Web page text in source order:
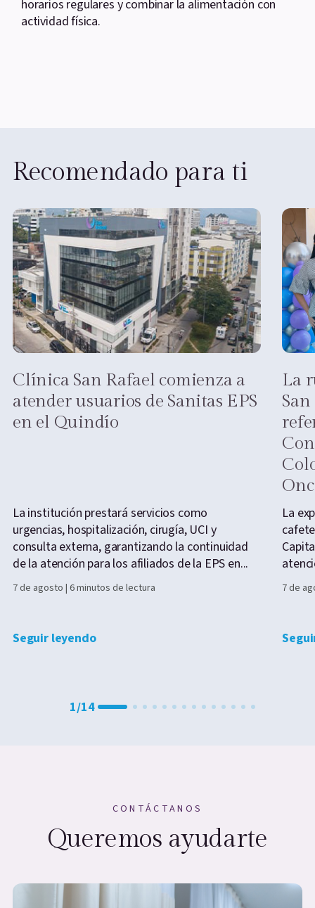
horarios regulares y combinar la alimentación con
actividad física.
Recomendado para ti
Clínica San Rafael comienza a
atender usuarios de Sanitas EPS
en el Quindío
La institución prestará servicios como
urgencias, hospitalización, cirugía, UCI y
consulta externa, garantizando la continuidad
de la atención para los afiliados de la EPS en...
7 de agosto | 6 minutos de lectura
Seguir leyendo
La
La
7 de
1/14
CONTÁCTANOS
Queremos ayudarte